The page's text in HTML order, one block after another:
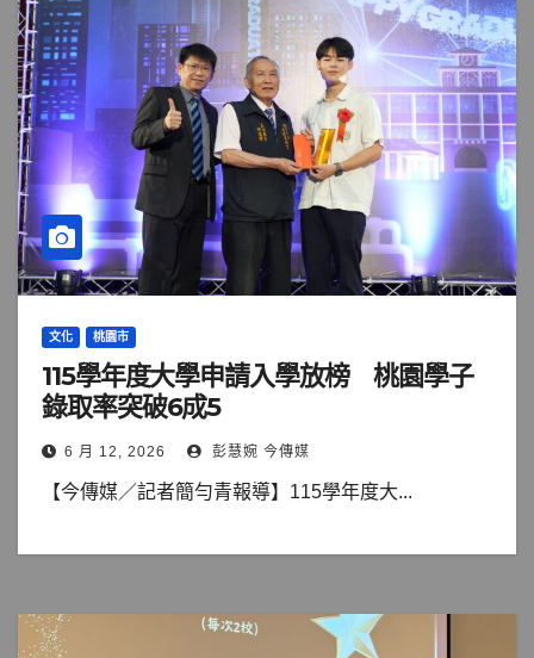
文化 桃園市
115學年度大學申請入學放榜 桃園學子
錄取率突破6成5
6 月 12, 2026 彭慧婉 今傳媒
【今傳媒／記者簡勻青報導】115學年度大...